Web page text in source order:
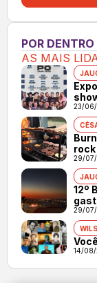
POR DENTRO
AS MAIS
23/
29/
12º
29/
14/08/